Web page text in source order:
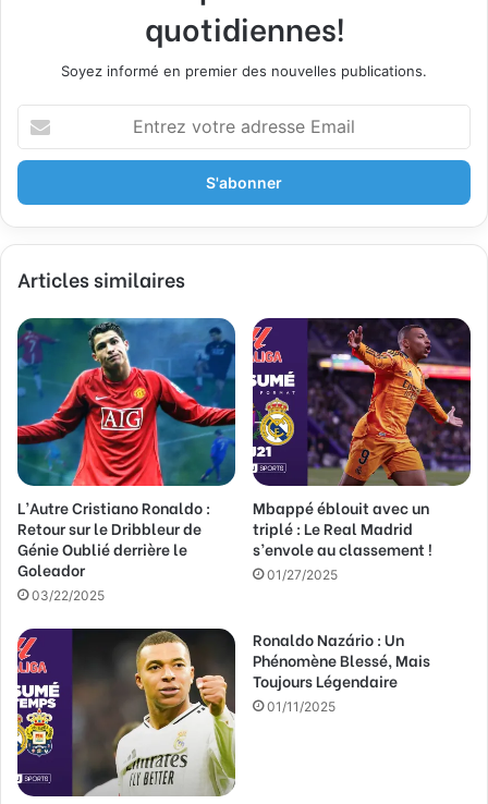
quotidiennes!
Soyez informé en premier des nouvelles publications.
t
e
z
o
r
e
a
d
e
s
s
e
E
m
a
i
Articles similaires
L’Autre Cristiano Ronaldo :
Retour sur le Dribbleur de
Génie Oublié derrière le
Goleador
03/22/2025
Mbappé éblouit avec un
triplé : Le Real Madrid
s’envole au classement !
01/27/2025
Ronaldo Nazário : Un
Phénomène Blessé, Mais
Toujours Légendaire
01/11/2025